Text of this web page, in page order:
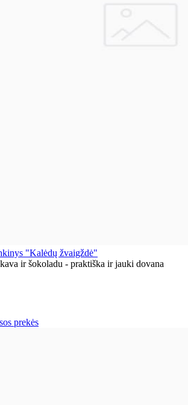
"Kalėdų žvaigždė"
ir šokoladu - praktiška ir jauki dovana
prekės